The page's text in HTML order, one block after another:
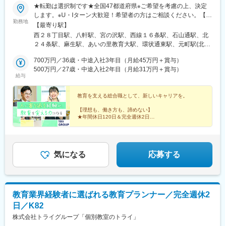
河戸帆待川駅、大原駅(広島県)、西広島駅、西高屋駅、西条駅(広
島県)、呉駅、三原駅、瓦町駅、栗林公園駅、佐古駅、横河原駅、
デンテツターミナルビル前駅、下曽根駅、九州工大前駅、戸畑
駅、平和通駅、城野駅(日豊本線)、徳力公団前駅、黒崎駅前駅、折
尾駅、永犬丸駅、長者原駅、酒殿駅、福工大前駅、香椎花園前
駅、千早駅、箱崎駅、唐津駅、諏訪神社駅、肥前古賀駅、光の森
駅、肥後大津駅、県立体育館前駅、郡元・南駅、谷山駅(鹿児島市
電)、上塩屋駅、滝尾駅、南宮崎駅、浦添前田駅、竜王駅、円山公
駅、さいたま新都心駅、京成成田駅、京成八幡駅、新津田沼駅、
船橋駅、京成西船駅、千葉中央駅、千石駅、富士見台駅、勝どき
駅、亀戸水神駅、曳舟駅、田原町駅(東京都)、西太子堂駅、下落合
駅、京急鶴見駅、南富山駅前駅、たけふ新駅、入江岡駅、中村日
赤駅、東別院駅、名鉄一宮駅、平安通駅、徳重駅、千林駅、天王
西口駅、古市駅(広島県)、広大附属学校前駅、広電西広島・己斐
駅、栗林公園北口駅、栗林駅、はりまや橋駅、小倉駅(福岡県)、城
野駅(北九州高速鉄道)、徳力嵐山口駅、黒崎駅、三ケ森駅、原町
駅、西鉄千早駅、箱崎九大前駅、新大工町駅、上熊本駅(路面電
車)、郡元駅(鹿児島市電)、谷山駅(指宿枕崎線)、ロープウェイ入口
駅、中央図書館前駅、太子堂駅、本八幡駅(総武線)、東海神駅、京
成千葉駅、東向島駅、浅草駅、国道駅、南富山駅、北府駅、森小
路三条駅、畝傍駅、宇品二丁目駅、福島町駅、蓮池町通駅、旦過
勤務地
★転勤は選択制です★全国47都道府県※ご希望を考慮の上、決定
します。※U・Iターン大歓迎！希望者の方はご相談ください。【募
集エリア】全国47都道府県■北海道・東北■北海道・青森県・岩手
県・宮城県・秋田県・山形県・福島県■北陸・甲信越■新潟県・富
山県・石川県・福井県・山梨県・長野県■関東■東京都・茨城県・
県・愛知県・三重県■関西■京都府・大阪府・滋賀県・兵庫県・奈
良県・和歌山県■中国■鳥取県・島根県・岡山県・広島県・山口県
長崎県・大分県・熊本県・宮崎県・鹿児島県・沖縄県【受動喫煙
対策】教室内全面禁煙【あなたの好きな街で働けます】全国どこ
でも、あなたの好きな街で働けます。また、転勤は「希望制」で
す。「地域限定社員」として、都道府県をまたぐ転勤がない働き
方も選べるため、あなたの理想のライフスタイルに合った働き方
す。詳細は別途お問い合わせください。
【最寄り駅】
西２８丁目駅、八軒駅、宮の沢駅、西線１６条駅、石山通駅、北
２４条駅、麻生駅、あいの里教育大駅、環状通東駅、元町駅(北海
丁駅、長町南駅、富沢駅、南仙台駅、古川駅、筒井駅(青森県)、上
盛岡駅、秋田駅、山形駅、郡山駅(福島県)、研究学園駅、土浦駅、
駅、熊谷駅、北与野駅、せんげん台駅、稲毛海岸駅、成田駅、本
八幡駅(都営線)、行徳駅、津田沼駅、京成船橋駅、西船橋駅、葭川
公園駅、目白駅、巣鴨駅、中村橋駅、大泉学園駅、荻窪駅、茗荷
谷駅、月島駅、亀戸駅、京成曳舟駅、船堀駅、浅草駅(ＴＸ)、綾瀬
駅、北千住駅、葛西駅、西葛西駅、三軒茶屋駅、高田馬場駅、辻
駅、上大岡駅、横浜駅、平沼橋駅、みなとみらい駅、本郷駅(長野
県)、北長野駅、安茂里駅、篠ノ井駅、南松本駅、新潟駅、大町駅
(富山県)、野町駅、小松駅、武生駅、桜橋駅(静岡県)、春日町駅、
駅、野並駅、金山駅(愛知県)、尾張一宮駅、春田駅、上飯田駅、勝
川駅、小幡駅、三郷駅(愛知県)、瀬戸口駅、藤が丘駅(愛知県)、長
久手古戦場駅、赤池駅(愛知県)、神沢駅、鳴海駅、南大高駅、有松
駅、知立駅、刈谷駅、太田川駅、前後駅、星川駅(三重県)、鈴鹿市
給与
700万円／36歳・中途入社3年目（月給45万円＋賞与）
500万円／27歳・中途入社2年目（月給31万円＋賞与）
教育を支える総合職として、新しいキャリアを。
【理想も、働き方も、諦めない】
★年間休日120日＆完全週休2日
気になる 応募する
教育業界経験者に選ばれる教育プランナー／完全週休2
日／K82
株式会社トライグループ「個別教室のトライ」